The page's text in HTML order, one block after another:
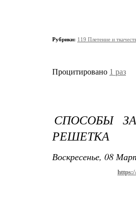
Рубрики: 119 Плетение и
Процитировано 1 раз
СПОСОБЫ
РЕШЕТКА
Воскресенье, 08